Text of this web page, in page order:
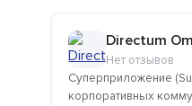
Directum
Нет отзывов
Суперприложение
корпоративных